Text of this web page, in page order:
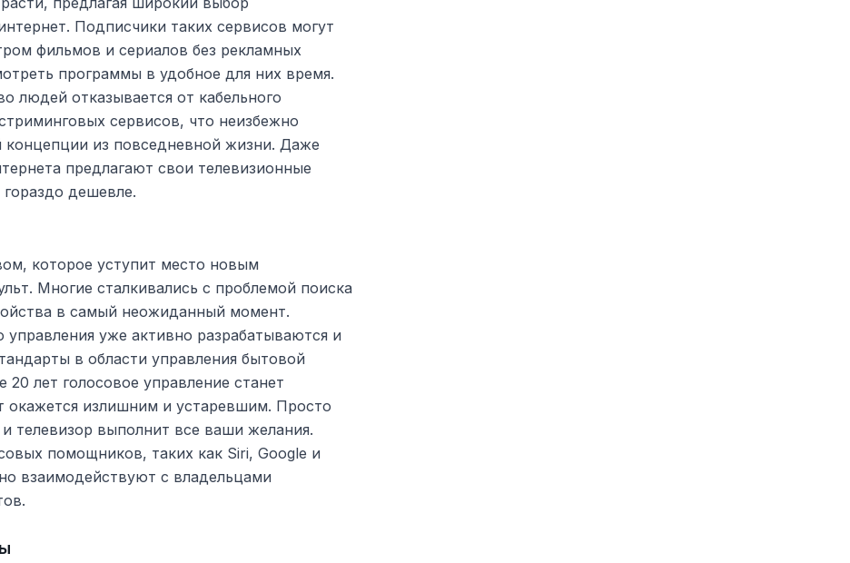
Подписчики таких сервисов могут
фильмов и сериалов без рекламных
программы в удобное для них время.
людей отказывается от кабельного
сервисов, что неизбежно
концепции из повседневной жизни. Даже
предлагают свои телевизионные
дешевле.
которое уступит место новым
Многие сталкивались с проблемой поиска
в самый неожиданный момент.
управления уже активно разрабатываются и
в области управления бытовой
лет голосовое управление станет
окажется излишним и устаревшим. Просто
телевизор выполнит все ваши желания.
помощников, таких как Siri, Google и
взаимодействуют с владельцами